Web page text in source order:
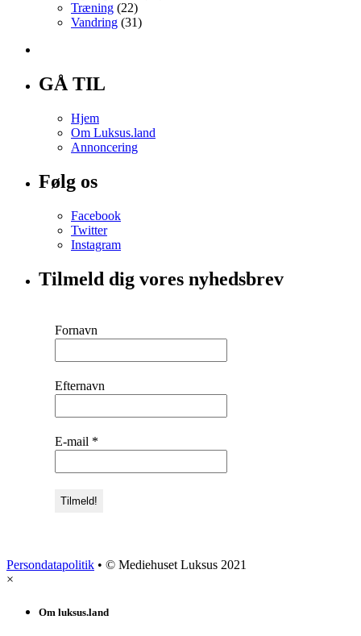
Træning (22)
Vandring (31)
GÅ TIL
Hjem
Om Luksus.land
Annoncering
Følg os
Facebook
Twitter
Instagram
Tilmeld dig vores nyhedsbrev
Fornavn
Efternavn
E-mail *
Persondatapolitik • © Mediehuset Luksus 2021
×
Om luksus.land